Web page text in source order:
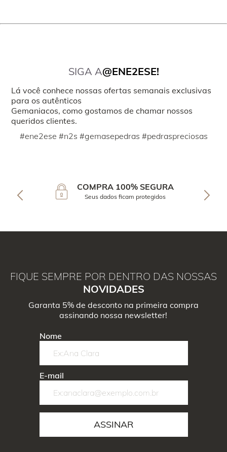
SIGA A@ENE2ESE!
Lá você conhece nossas ofertas semanais exclusivas
para os autênticos
Gemaniacos, como gostamos de chamar nossos
queridos clientes.
#ene2ese #n2s #gemasepedras #pedraspreciosas
COMPRA 100% SEGURA
Seus dados ficam protegidos
FIQUE SEMPRE POR DENTRO DAS NOSSAS
NOVIDADES
Garanta 5% de desconto na primeira compra
assinando nossa newsletter!
Nome
E-mail
ASSINAR